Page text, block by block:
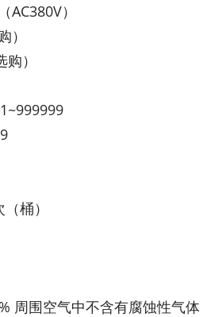
）
）
）
桶）
围空气中不含有腐蚀性气体